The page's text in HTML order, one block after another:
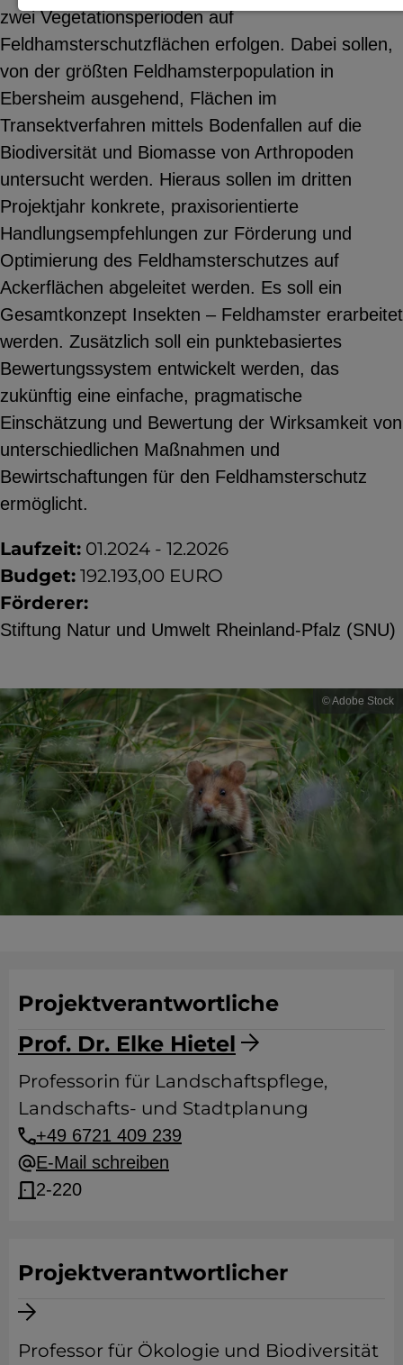
zwei Vegetationsperioden auf
Feldhamsterschutzflächen erfolgen. Dabei sollen,
von der größten Feldhamster­population in
Ebersheim ausgehend, Flächen im
Transektverfahren mittels Bodenfallen auf die
Biodiversität und Biomasse von Arthropoden
untersucht werden. Hieraus sollen im dritten
Projektjahr konkrete, praxisorientierte
Handlungsempfehlungen zur Förderung und
Optimierung des Feldhamsterschutzes auf
Ackerflächen abgeleitet werden. Es soll ein
Gesamtkonzept Insekten – Feldhamster erarbeitet
werden. Zusätzlich soll ein punktebasiertes
Bewertungssystem entwickelt werden, das
zukünftig eine einfache, pragmatische
Einschätzung und Bewertung der Wirksamkeit von
unterschiedlichen Maßnahmen und
Bewirtschaftungen für den Feldhamsterschutz
ermöglicht.
Laufzeit: 01.2024 - 12.2026
Budget: 192.193,00 EURO
Förderer:
Stiftung Natur und Umwelt Rheinland-Pfalz (SNU)
© Adobe Stock
Prof. Dr. Elke Hietel
Projektverantwortliche
Professorin für Landschaftspflege,
Landschafts- und Stadtplanung
+49 6721 409 239
E-Mail schreiben
2-220
Projektverantwortlicher
Professor für Ökologie und Biodiversität
Notwendige Cookies zur Session-
Verwaltung und für die generelle
Funktionalität der Seite (immer
notwendig).
EXTERNE MEDIEN
Seitenspezifische Erfassung von
Benutzerdaten durch
Drittanbieter, bspw. über das
Einbinden externer Videos,
Standortdaten oder
Stellenanzeigen.
YouTube